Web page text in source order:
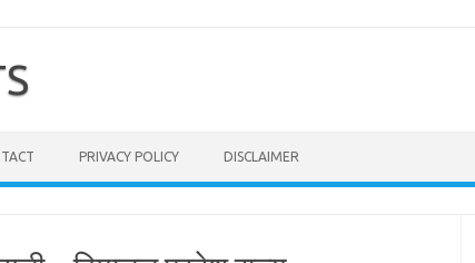
PRIVACY POLICY DISCLAIMER